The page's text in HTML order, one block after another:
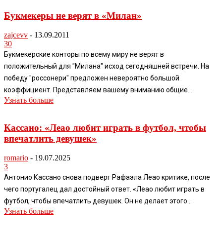
Букмекеры не верят в «Милан»
zajcevv - 13.09.2011
30
Букмекерские конторы по всему миру не верят в
положительный для "Милана" исход сегодняшней встречи. На
победу "россонери" предложен невероятно большой
коэффициент. Представляем вашему вниманию общие...
Узнать больше
Кассано: «Леао любит играть в футбол, чтобы
впечатлить девушек»
romario - 19.07.2025
3
Антонио Кассано снова подверг Рафаэла Леао критике, после
чего португалец дал достойный ответ. «Леао любит играть в
футбол, чтобы впечатлить девушек. Он не делает этого...
Узнать больше